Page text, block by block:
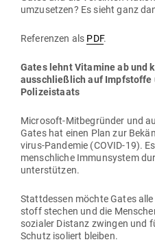
umzu­setzen? Es sieht ganz
Refe­renzen als PDF.
Gates lehnt Vit­amine ab und
aus­schließlich auf Impf­stoffe
Polizeistaats
Microsoft-Mit­be­gründer und
Gates hat einen Plan zur
virus-Pan­demie (COVID-19).
mensch­liche Immun­system
unterstützen.
Statt­dessen möchte Gates
stoff stechen und die
sozialer Distanz zwingen und
Schutz iso­liert bleiben.